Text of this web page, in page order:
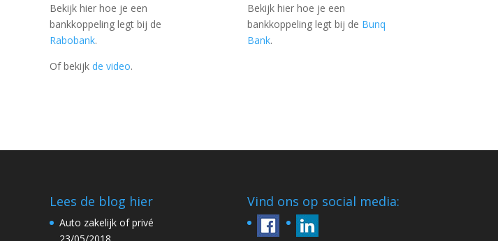
Bekijk hier hoe je een
bankkoppeling legt bij de
Rabobank.
Of bekijk de video.
Bekijk hier hoe je een
bankkoppeling legt bij de Bunq
Bank.
Lees de blog hier
Auto zakelijk of privé
Vind ons op social media: